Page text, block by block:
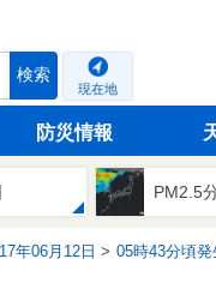
検索
現在地
防災情報
PM2.5
年06月12日 05時43分頃